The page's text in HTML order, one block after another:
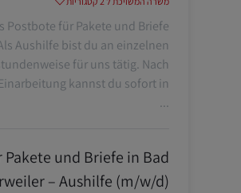
Postbote für Pakete und Briefe
Aushilfe bist du an einzelnen
für uns tätig. Nach
kannst du sofort in
...
und Briefe in Bad
– Aushilfe (m/w/d)